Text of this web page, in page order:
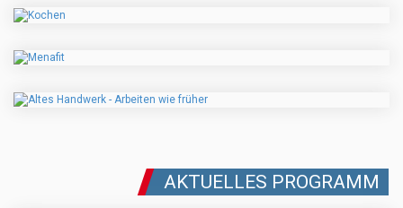
AKTUELLES PROGRAMM